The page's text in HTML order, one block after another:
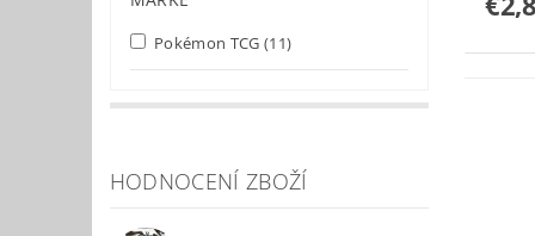
Pokémon TCG (11)
HODNOCENÍ ZBOŽÍ